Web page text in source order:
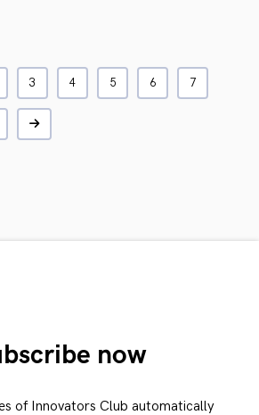
3 4 5 6 7
now
of Innovators Club automatically